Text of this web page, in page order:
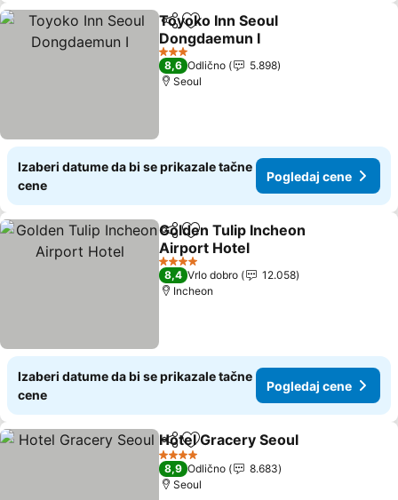
Deli Dodati u favorite
Toyoko Inn Seoul
Dongdaemun I
3 Zvezdice
8,6 Odlično
5.898
Seoul
Izaberi datume da bi se prikazale tačne
cene
Pogledaj cene
Deli Dodati u favorite
Golden Tulip Incheon
Airport Hotel
4 Zvezdice
8,4 Vrlo dobro
12.058
Incheon
Izaberi datume da bi se prikazale tačne
cene
Pogledaj cene
Deli Dodati u favorite
Hotel Gracery Seoul
4 Zvezdice
8,9 Odlično
8.683
Seoul